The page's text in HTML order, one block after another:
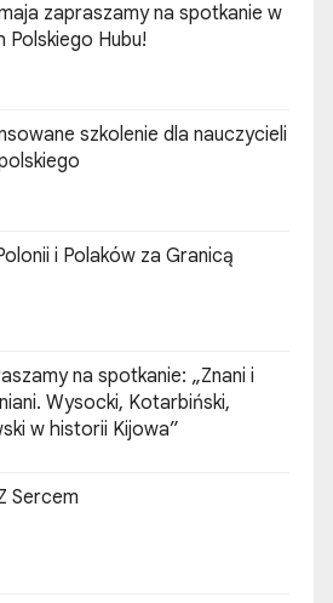
zapraszamy na spotkanie w
Polskiego Hubu!
szkolenie dla nauczycieli
i Polaków za Granicą
na spotkanie: „Znani i
Wysocki, Kotarbiński,
w historii Kijowa”
Sercem